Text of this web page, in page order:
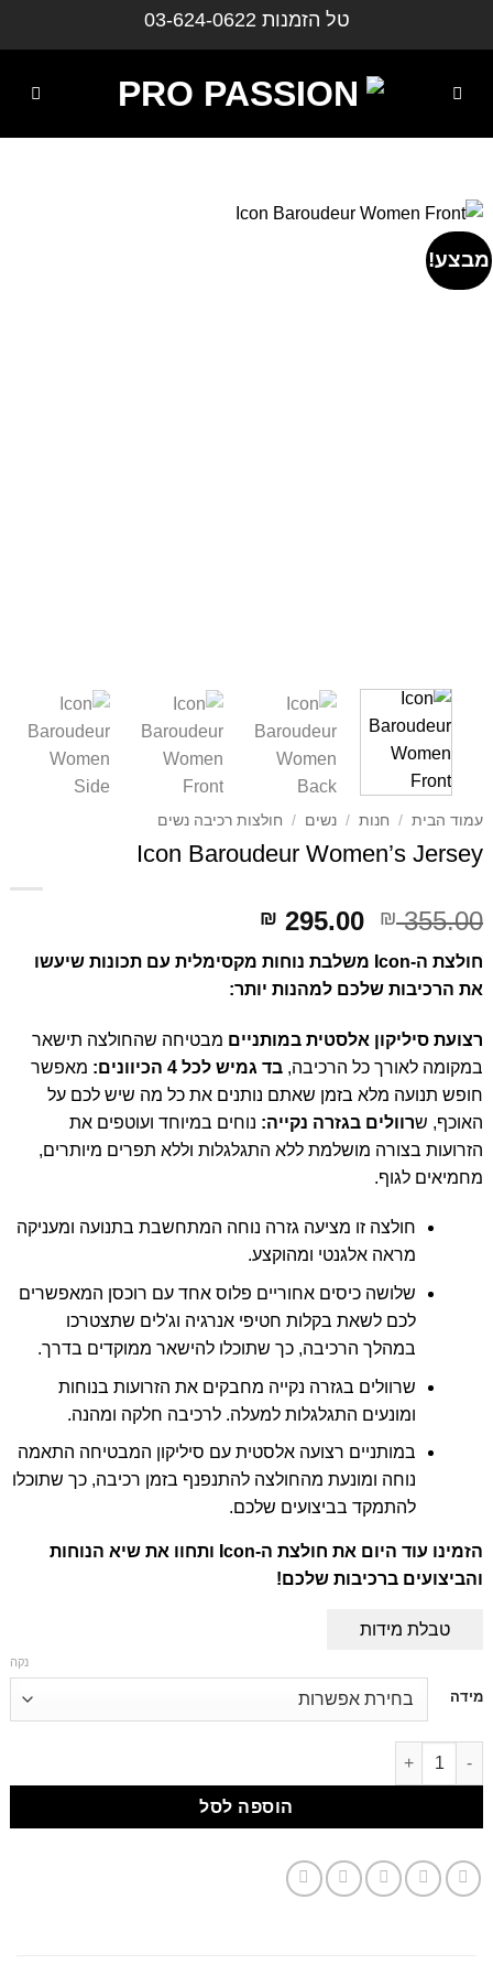
טל הזמנות 03-624-0622
מבצע!
עמוד הבית / חנות / נשים / חולצות רכיבה נשים
Icon Baroudeur Women’s Jersey
₪355.00
דילוג
לתוכן
₪ 295.00
חולצת ה-Icon
משלבת נוחות מקסימלית עם תכונות שיעשו
את הרכיבות שלכם למהנות יותר:
רצועת סיליקון אלסטית במותניים מבטיחה שהחולצה תישאר
במקומה לאורך כל הרכיבה, בד גמיש לכל 4 הכיוונים : מאפשר
חופש תנועה מלא בזמן שאתם נותנים את כל מה שיש לכם על
האוכף, שרוולים בגזרה נקייה: נוחים במיוחד ועוטפים את
הזרועות בצורה מושלמת ללא התגלגלות וללא תפרים מיותרים,
מחמיאים לגוף.
חולצה זו מציעה גזרה נוחה המתחשבת בתנועה ומעניקה
מראה אלגנטי ומהוקצע.
שלושה כיסים אחוריים פלוס אחד עם רוכסן המאפשרים
לכם לשאת בקלות חטיפי אנרגיה וג'לים שתצטרכו
במהלך הרכיבה, כך שתוכלו להישאר ממוקדים בדרך.
שרוולים בגזרה נקייה מחבקים את הזרועות בנוחות
ומונעים התגלגלות למעלה. לרכיבה חלקה ומהנה.
במותניים רצועה אלסטית עם סיליקון המבטיחה התאמה
נוחה ומונעת מהחולצה להתנפנף בזמן רכיבה, כך שתוכלו
להתמקד בביצועים שלכם.
הזמינו עוד היום את חולצת ה-Icon
ותחוו את שיא הנוחות
והביצועים ברכיבות שלכם!
טבלת מידות
מידה
נקה
לתוכן
דילוג לתוכן
הוספה לסל